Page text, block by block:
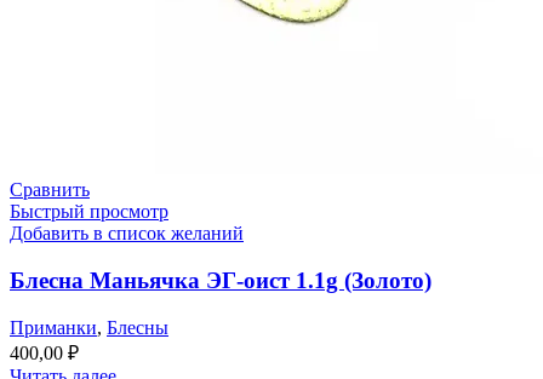
Сравнить
Быстрый просмотр
Добавить в список желаний
Блесна Маньячка ЭГ-оист 1.1g (Золото)
Приманки, Блесны
400,00 ₽